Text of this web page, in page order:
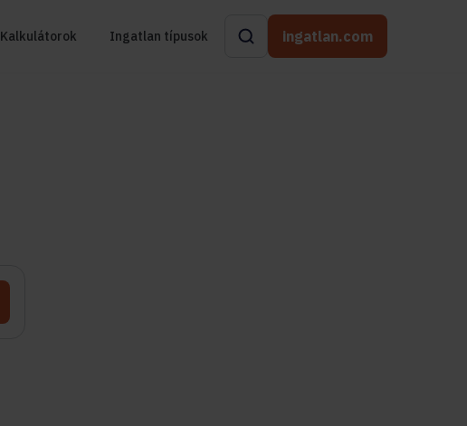
Kalkulátorok Ingatlan típusok ingatlan.com